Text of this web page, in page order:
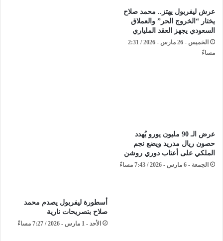
​عرش ليفربول يهتز.. محمد صلاح
يختار “الخروج الحر” والعملاق
السعودي يجهز العقد الملياري
الخميس - 26 مارس - 2026 / 2:31
مساءً
عرض الـ 90 مليون يورو يُهدد
حصون ريال مدريد ويضع نجم
الملكي على أعتاب دوري روشن
الجمعة - 6 مارس - 2026 / 7:43 مساءً
أسطورة ليفربول يصدم محمد
صلاح بتصريحات نارية
الأحد - 1 مارس - 2026 / 7:27 مساءً